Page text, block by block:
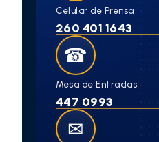
Celular de Prensa
260 401 1643
☎
Mesa de Entradas
447 0993
✉